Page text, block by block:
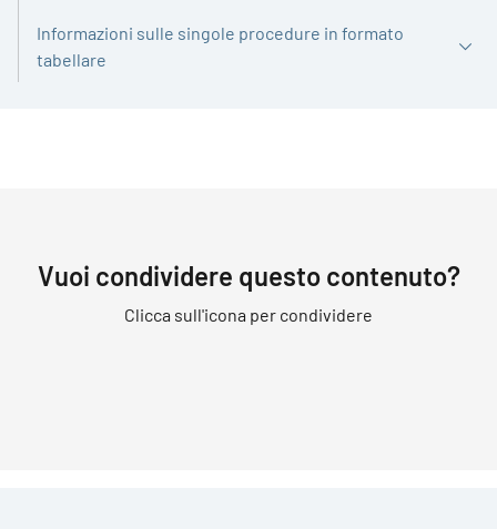
Informazioni sulle singole procedure in formato
tabellare
Vuoi condividere questo contenuto?
Clicca sull'icona per condividere